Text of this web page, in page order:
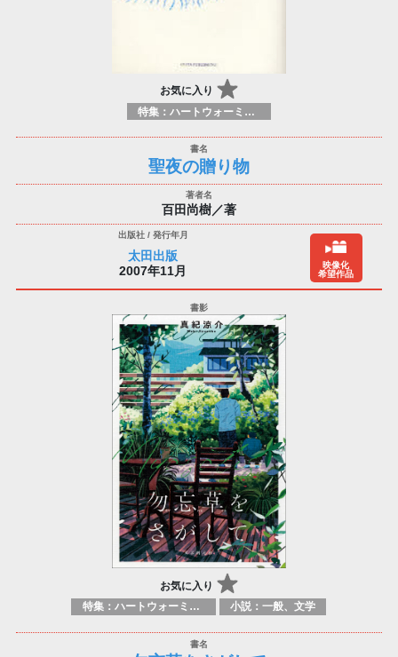
お気に入り
特集：ハートウォーミング
聖夜の贈り物
百田尚樹／著
太田出版
2007年11月
映像化
希望作品
お気に入り
特集：ハートウォーミング 小説：一般、文学